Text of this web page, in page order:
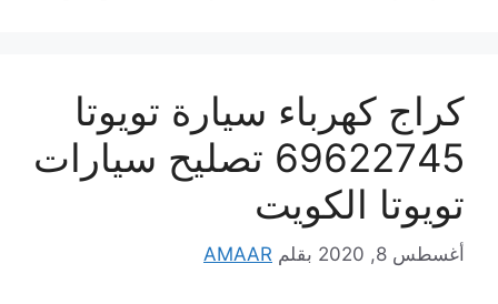
كراج كهرباء سيارة تويوتا
69622745 تصليح سيارات
تويوتا الكويت
أغسطس 8, 2020 بقلم AMAAR